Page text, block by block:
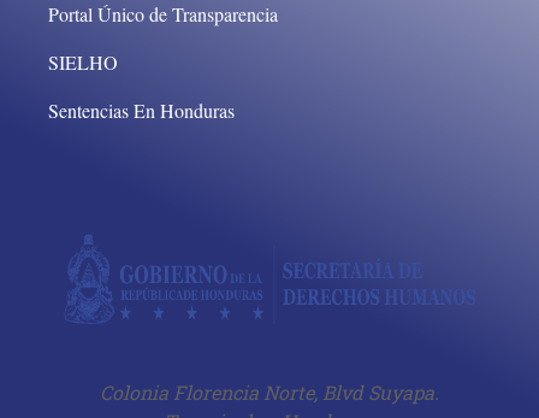
Portal Único de Transparencia
SIELHO
Sentencias En Honduras
Colonia Florencia Norte, Blvd Suyapa.